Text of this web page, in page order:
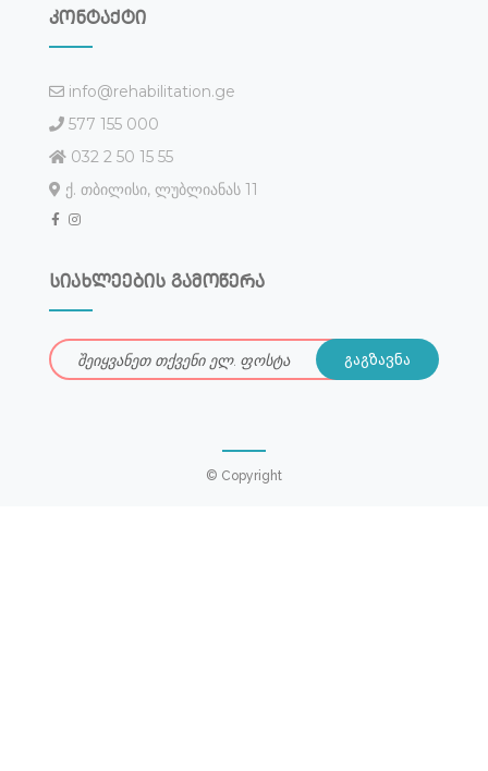
კონტაქტი
info@rehabilitation.ge
577 155 000
032 2 50 15 55
ქ. თბილისი, ლუბლიანას 11
სიახლეების გამოწერა
© Copyright